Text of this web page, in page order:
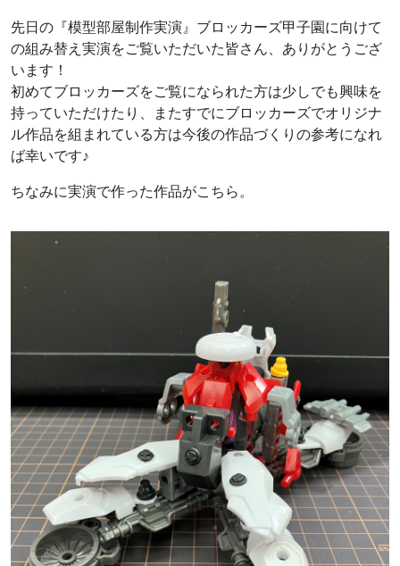
先日の『模型部屋制作実演』ブロッカーズ甲子園に向けて
の組み替え実演をご覧いただいた皆さん、ありがとうござ
います！
初めてブロッカーズをご覧になられた方は少しでも興味を
持っていただけたり、またすでにブロッカーズでオリジナ
ル作品を組まれている方は今後の作品づくりの参考になれ
ば幸いです♪
ちなみに実演で作った作品がこちら。